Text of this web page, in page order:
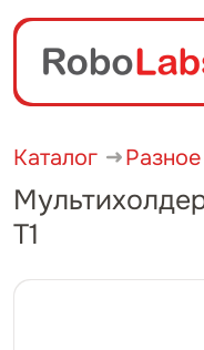
Каталог Разное
T1